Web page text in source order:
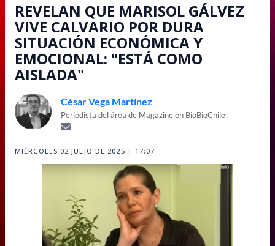
REVELAN QUE MARISOL GÁLVEZ
VIVE CALVARIO POR DURA
SITUACIÓN ECONÓMICA Y
EMOCIONAL: "ESTÁ COMO
AISLADA"
César Vega Martínez
Periodista del área de Magazine en BioBioChile
MIÉRCOLES 02 JULIO DE 2025 | 17:07